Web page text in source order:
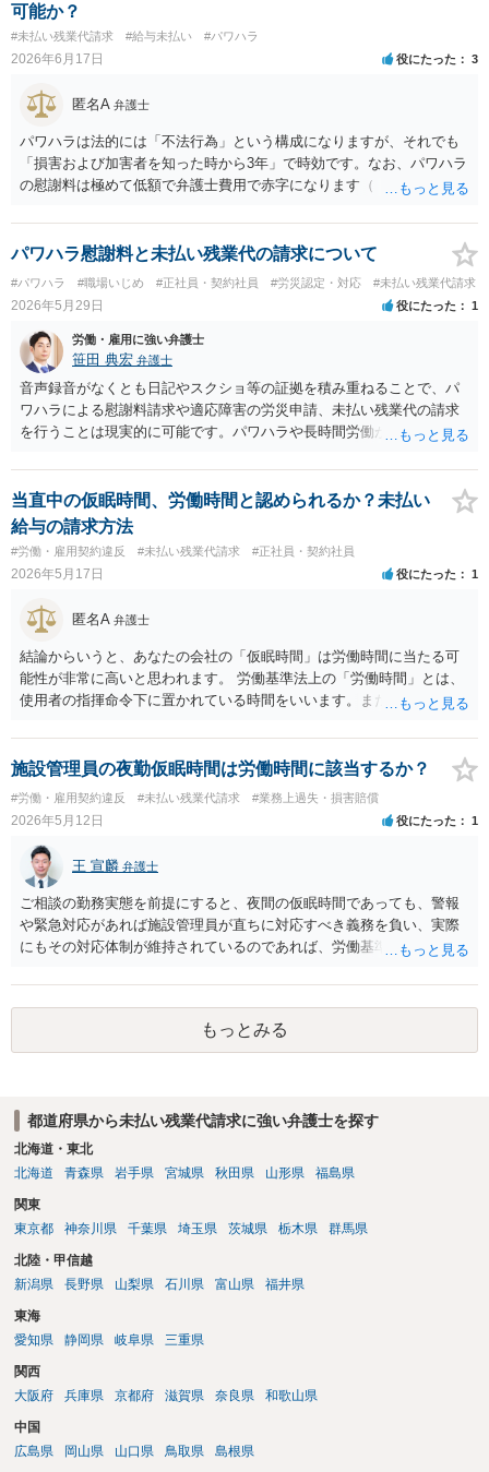
可能か？
#未払い残業代請求 #給与未払い #パワハラ
2026年6月17日 役にたった 3
匿名A 弁護士
パワハラは法的には「不法行為」という構成になりますが、それでも
「損害および加害者を知った時から3年」で時効です。なお、パワハラ
の慰謝料は極めて低額で弁護士費用で赤字になります（「しまむら
ては、ただ時間が経過するだけでは足りず、時効の利益を受ける者が
「援用」、つまり「時効を主張する」ことが必要です。この「援用」
が一定の場合、信義則に反し許されないとされる場合があります（つ
まり時効の首長ができないので権利が認められる）。 ただ非常に例外
的なケースなので、あなたの事案で時効の援用が信義則違反といえる
かは具体的事情を聴いてみないと何とも言えません（一般には「ほぼ
不可能」と考えてください）。 一度、当時の事情を文書化して直接弁
護士に面談相談されることをお勧めします。
パワハラ慰謝料と未払い残業代の請求について
#パワハラ #職場いじめ #正社員・契約社員 #労災認定・対応 #未払い残業代請求
2026年5月29日 役にたった 1
労働・雇用に強い弁護士
笹田 典宏 弁護士
音声録音がなくとも日記やスクショ等の証拠を積み重ねることで、パ
ワハラによる慰謝料請求や適応障害の労災申請、未払い残業代の請求
を行うことは現実的に可能です。パワハラや長時間労働が原因で精神
認められる可能性もあります。ただし、個別の事案における証拠の信
用性や心理的負荷の強度の判断は、事実関係を総合的に考慮して行わ
れます。 引継ぎについては、雇用関係が終了していますので、原則と
して命令に応じる義務はありません。もっとも、ここも従前の経緯に
はよりますので、一概に引継ぎをしないでよいということは断言でき
ません。
当直中の仮眠時間、労働時間と認められるか？未払い
給与の請求方法
#労働・雇用契約違反 #未払い残業代請求 #正社員・契約社員
2026年5月17日 役にたった 1
匿名A 弁護士
結論からいうと、あなたの会社の「仮眠時間」は労働時間に当たる可
能性が非常に高いと思われます。 労働基準法上の「労働時間」とは、
使用者の指揮命令下に置かれている時間をいいます。また、「休憩時
中、指揮命令による拘束から完全に解放されていることが要求されま
す。 ご記載の事情からすると、ご相談のケースも「仮眠中でも指揮命
令下にある」、つまり、「労働時間である」と認定される可能性が高
いと考えられます 実際、最高裁判例（最一小判平成14年2月28日・大
星ビル管理事件）でも、最高裁は、「ビル管理会社の従業員が従事す
る泊り勤務の間に設定されている連続七時間ないし九時間の仮眠時間
は、従業員が労働契約に基づき仮眠室における待機と警報や電話等に
対して直ちに相当の対応をすることを義務付けられており、そのよう
な対応をすることが皆無に等しいなど実質的に上記義務付けがされて
いないと認めることができるような事情も存しないなど判示の事実関
係の下においては、実作業に従事していない時間も含め全体として従
業員が使用者の指揮命令下に置かれているものであり、労働基準法三
二条の労働時間に当たる。」と判示して、電話対応義務を課された仮
眠時間を労働時間と認めています。 早めに残業代事件に精通した弁護
士に直接相談されることをお勧めします。
施設管理員の夜勤仮眠時間は労働時間に該当するか？
#労働・雇用契約違反 #未払い残業代請求 #業務上過失・損害賠償
2026年5月12日 役にたった 1
王 宣麟 弁護士
ご相談の勤務実態を前提にすると、夜間の仮眠時間であっても、警報
や緊急対応があれば施設管理員が直ちに対応すべき義務を負い、実際
にもその対応体制が維持されているのであれば、労働基準法上の『労
活動仮眠時間であっても労働からの解放が保障されていない場合には
労働時間に当たると判断しており、ビル管理業務では仮眠室待機・警
報対応義務がある事案で労働時間性が認められた裁判例があります。
他方で、深夜業務が極めて限定的で、仮眠者の出動実績もなく、実質
ル、勤務日誌等を踏まえた個別判断になります。
もっとみる
都道府県から未払い残業代請求に強い弁護士を探す
北海道・東北
北海道
青森県 岩手県 宮城県 秋田県 山形県 福島県
関東
東京都
神奈川県 千葉県 埼玉県 茨城県 栃木県 群馬県
北陸・甲信越
新潟県
長野県 山梨県 石川県 富山県 福井県
東海
愛知県
静岡県 岐阜県 三重県
関西
大阪府
兵庫県 京都府 滋賀県 奈良県 和歌山県
中国
広島県
岡山県 山口県 鳥取県 島根県